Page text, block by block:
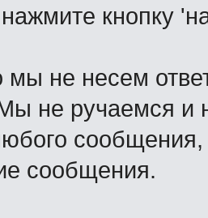
нажмите кнопку
мы не несем
не ручаемся и
сообщения.